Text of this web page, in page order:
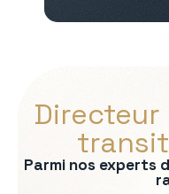
Parmi nos experts